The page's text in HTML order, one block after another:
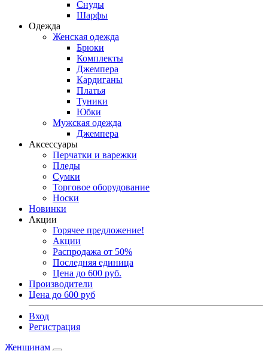
Снуды
Шарфы
Одежда
Женская одежда
Брюки
Комплекты
Джемпера
Кардиганы
Платья
Туники
Юбки
Мужская одежда
Джемпера
Аксессуары
Перчатки и варежки
Пледы
Сумки
Торговое оборудование
Носки
Новинки
Акции
Горячее предложение!
Акции
Распродажа от 50%
Последняя единица
Цена до 600 руб.
Производители
Цена до 600 руб
Вход
Регистрация
Женщинам